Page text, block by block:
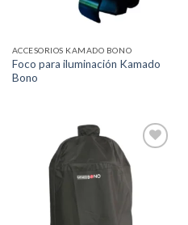
ACCESORIOS KAMADO BONO
Foco para iluminación Kamado
Bono